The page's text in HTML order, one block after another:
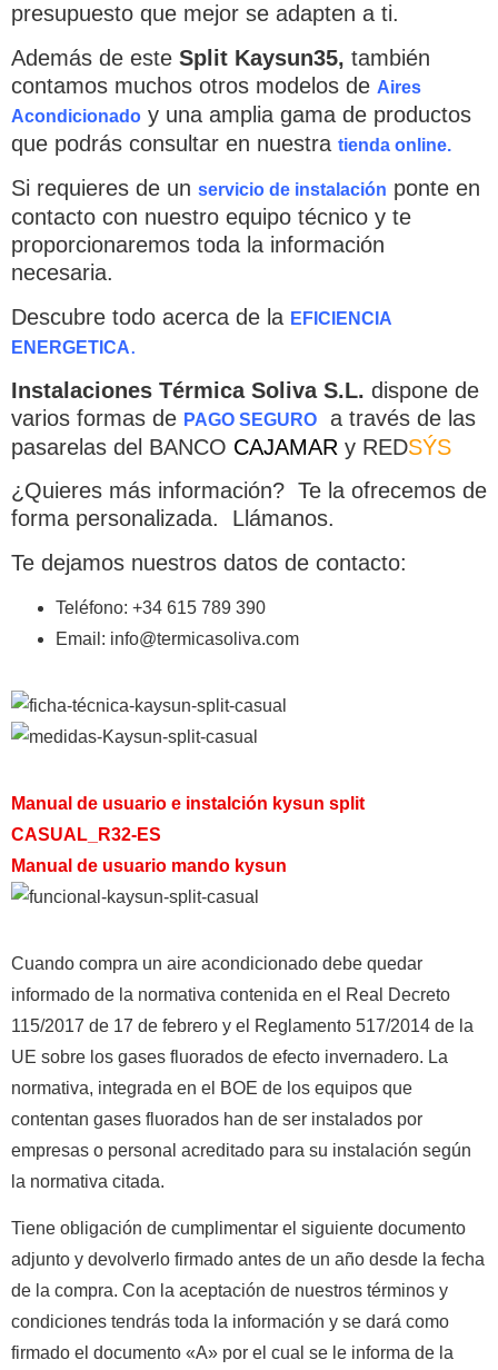
CATEGORIAS ▾
Empieza a escribir para ver resultados.
Ver todos los resultados
presupuesto que mejor se adapten a ti.
Además de este Split Kaysun35, también
contamos muchos otros modelos de Aires
Acondicionado y una amplia gama de productos
que podrás consultar en nuestra tienda online.
Si requieres de un servicio de instalación ponte en
contacto con nuestro equipo técnico y te
proporcionaremos toda la información
necesaria.
Descubre todo acerca de la EFICIENCIA
ENERGETICA.
Instalaciones Térmica Soliva S.L. dispone de
varios formas de PAGO SEGURO
a través de las
pasarelas del BANCO CAJAMAR y REDSÝS
¿Quieres más información? Te la ofrecemos de
forma personalizada. Llámanos.
Te dejamos nuestros datos de contacto:
Teléfono: +34 615 789 390
Email: info@termicasoliva.com
Manual de usuario e instalción kysun split
CASUAL_R32-ES
Manual de usuario mando kysun
Cuando compra un aire acondicionado debe quedar
informado de la normativa contenida en el Real Decreto
115/2017 de 17 de febrero y el Reglamento 517/2014 de la
UE sobre los gases fluorados de efecto invernadero. La
normativa, integrada en el BOE de los equipos que
contentan gases fluorados han de ser instalados por
empresas o personal acreditado para su instalación según
la normativa citada.
Tiene obligación de cumplimentar el siguiente documento
adjunto y devolverlo firmado antes de un año desde la fecha
de la compra. Con la aceptación de nuestros términos y
condiciones tendrás toda la información y se dará como
firmado el documento «A» por el cual se le informa de la